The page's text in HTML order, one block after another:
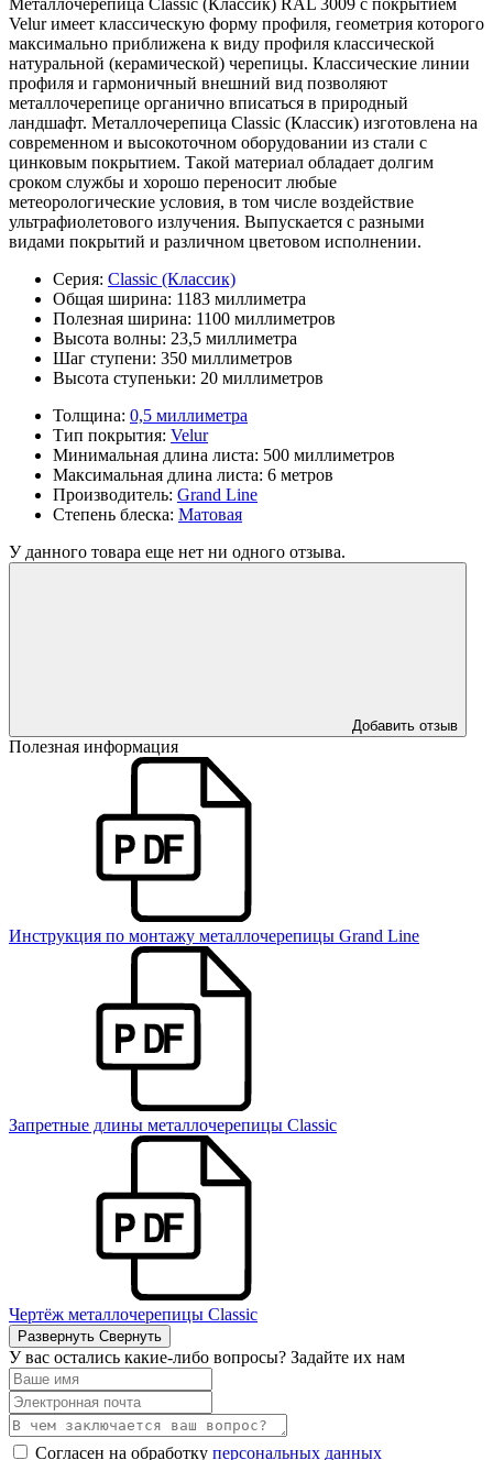
Velur имеет классическую форму профиля, геометрия которого
максимально приближена к виду профиля классической
натуральной (керамической) черепицы. Классические линии
профиля и гармоничный внешний вид позволяют
металлочерепице органично вписаться в природный
ландшафт. Металлочерепица Classic (Классик) изготовлена на
современном и высокоточном оборудовании из стали с
цинковым покрытием. Такой материал обладает долгим
сроком службы и хорошо переносит любые
метеорологические условия, в том числе воздействие
ультрафиолетового излучения. Выпускается с разными
видами покрытий и различном цветовом исполнении.
Серия: Classic (Классик)
Общая ширина: 1183 миллиметра
Полезная ширина: 1100 миллиметров
Высота волны: 23,5 миллиметра
Шаг ступени: 350 миллиметров
Высота ступеньки: 20 миллиметров
Толщина: 0,5 миллиметра
Тип покрытия: Velur
Минимальная длина листа: 500 миллиметров
Максимальная длина листа: 6 метров
Производитель: Grand Line
Степень блеска: Матовая
У данного товара еще нет ни одного отзыва.
Добавить отзыв
Полезная информация
Инструкция по монтажу металлочерепицы Grand Line
Запретные длины металлочерепицы Classic
Чертёж металлочерепицы Classic
Развернуть Свернуть
У вас остались какие-либо вопросы? Задайте их нам
Согласен на обработку персональных данных